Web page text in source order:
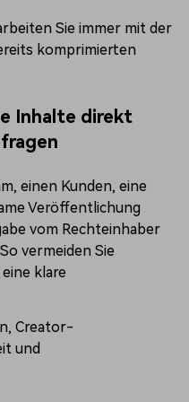
Sie immer mit der
komprimierten
Inhalte direkt
einen Kunden, eine
Veröffentlichung
vom Rechteinhaber
vermeiden Sie
klare
Creator-
und